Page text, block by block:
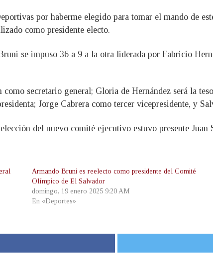
por haberme elegido para tomar el mando de
como presidente electo.
se impuso 36 a 9 a la otra liderada por Fabricio
secretario general; Gloria de Hernández será la
Jorge Cabrera como tercer vicepresidente, y
del nuevo comité ejecutivo estuvo presente
Armando Bruni es reelecto como presidente del Comité
Olímpico de El Salvador
domingo, 19 enero 2025 9:20 AM
En «Deportes»